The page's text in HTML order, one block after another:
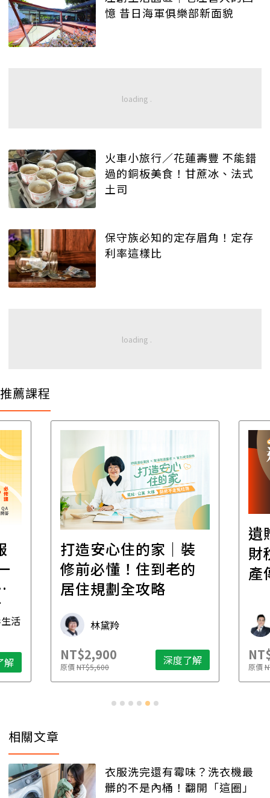
憶 昔日海軍俱樂部新面貌
火車小旅行／花蓮壽豐 不能錯
過的銅板美食！甘蔗冰、法式
土司
保守族必知的定存眉角！定存
利率這樣比
推薦課程
活
解
打造安心住的家｜裝
修前必懂！住到老的
居住規劃全攻略
林黛羚
NT$2,900
原價NT$5,600 深度了解
遺
財
產
原價
相關文章
衣服洗完還有霉味？洗衣機最
髒的不是內桶！翻開「這圈」